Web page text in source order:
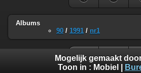
Albums
90 / 1991 / nr1
Mogelijk gemaakt
Toon in : Mobiel